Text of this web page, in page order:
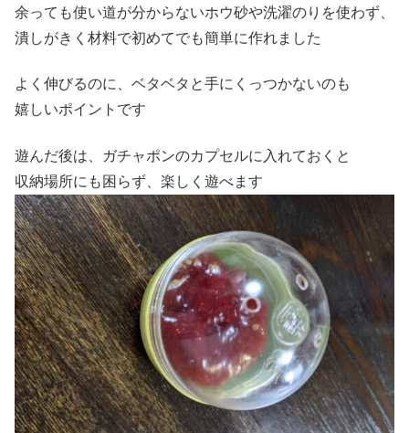
余っても使い道が分からないホウ砂や洗濯のりを使わず、
潰しがきく材料で初めてでも簡単に作れました
よく伸びるのに、ベタベタと手にくっつかないのも
嬉しいポイントです
遊んだ後は、ガチャポンのカプセルに入れておくと
収納場所にも困らず、楽しく遊べます